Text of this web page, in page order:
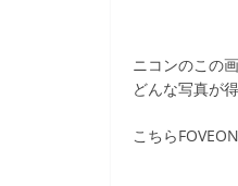
ニコンのこの
どんな写真が
こちら